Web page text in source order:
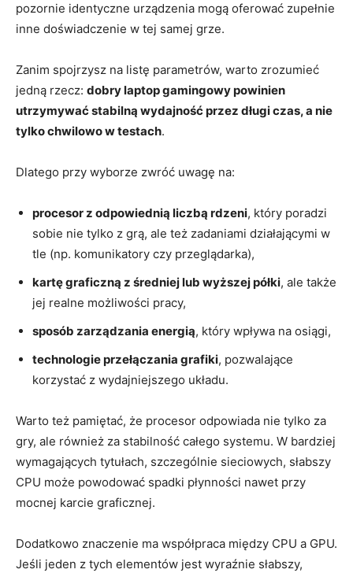
pozornie identyczne urządzenia mogą oferować zupełnie
inne doświadczenie w tej samej grze.
Zanim spojrzysz na listę parametrów, warto zrozumieć
jedną rzecz: dobry laptop gamingowy powinien
utrzymywać stabilną wydajność przez długi czas, a nie
tylko chwilowo w testach.
Dlatego przy wyborze zwróć uwagę na:
procesor z odpowiednią liczbą rdzeni, który poradzi
sobie nie tylko z grą, ale też zadaniami działającymi w
tle (np. komunikatory czy przeglądarka),
kartę graficzną z średniej lub wyższej półki, ale także
jej realne możliwości pracy,
sposób zarządzania energią, który wpływa na osiągi,
technologie przełączania grafiki, pozwalające
korzystać z wydajniejszego układu.
Warto też pamiętać, że procesor odpowiada nie tylko za
gry, ale również za stabilność całego systemu. W bardziej
wymagających tytułach, szczególnie sieciowych, słabszy
CPU może powodować spadki płynności nawet przy
mocnej karcie graficznej.
Dodatkowo znaczenie ma współpraca między CPU a GPU.
Jeśli jeden z tych elementów jest wyraźnie słabszy,